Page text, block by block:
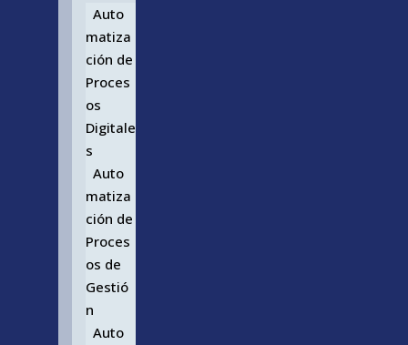
Auto
matiza
ción de
Proces
os
Digitale
s
Auto
matiza
ción de
Proces
os de
Gestió
n
Auto